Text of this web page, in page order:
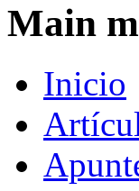
Main
Inicio